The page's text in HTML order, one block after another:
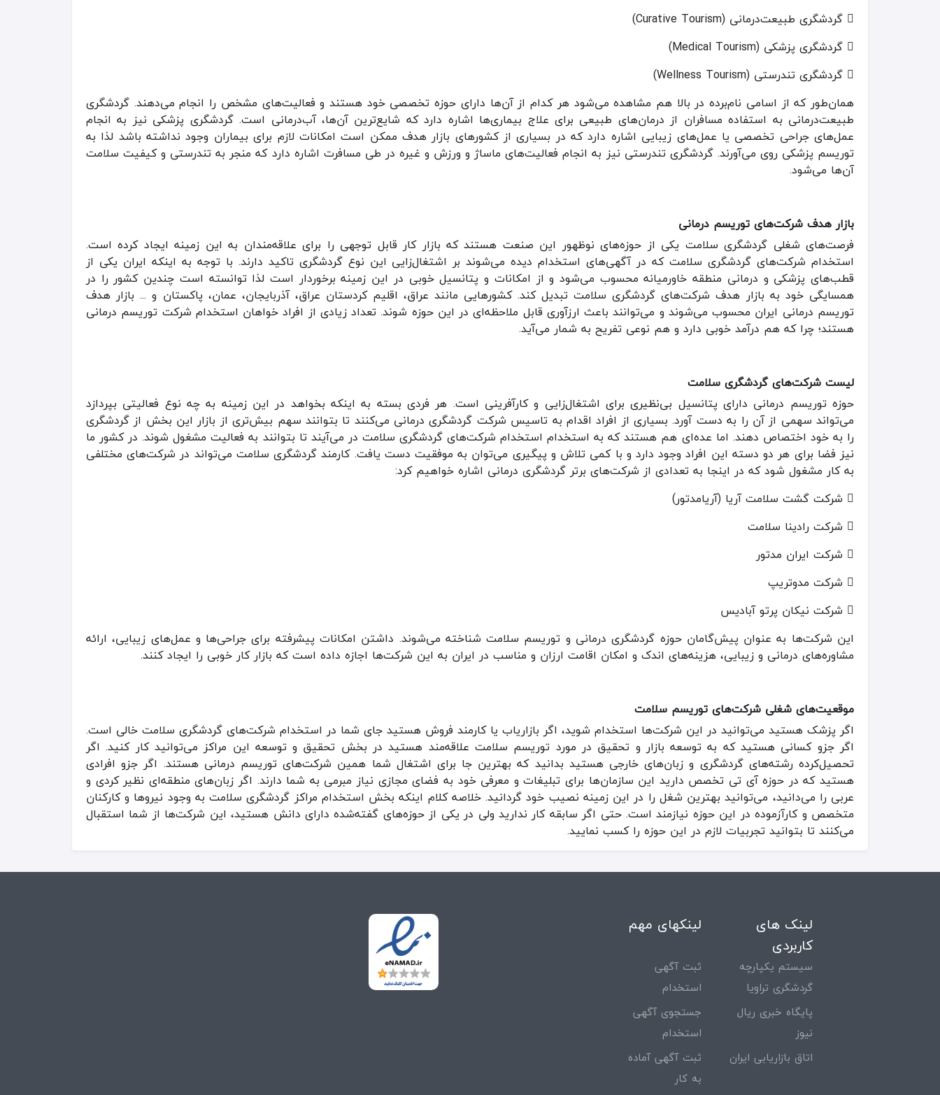
 گردشگری طبیعت‌درمانی (Curative Tourism)
 گردشگری پزشکی (Medical Tourism)
 گردشگری تندرستی (Wellness Tourism)
همان‌طور که از اسامی نام‌برده در بالا هم مشاهده می‌شود هر کدام از آن‌ها دارای حوزه تخصصی خود هستند و فعالیت‌های مشخص را انجام می‌دهند. گردشگری
طبیعت‌درمانی به استفاده مسافران از درمان‌های طبیعی برای علاج بیماری‌ها اشاره دارد که شایع‌ترین آن‌ها، آب‌درمانی است. گردشگری پزشکی نیز به انجام
عمل‌های جراحی تخصصی یا عمل‌های زیبایی اشاره دارد که در بسیاری از کشورهای بازار هدف ممکن است امکانات لازم برای بیماران وجود نداشته باشد لذا به
توریسم پزشکی روی می‌آورند. گردشگری تندرستی نیز به انجام فعالیت‌های ماساژ و ورزش و غیره در طی مسافرت اشاره دارد که منجر به تندرستی و کیفیت سلامت
آ‌ن‌ها می‌شود.
بازار هدف شرکت‌های توریسم درمانی
فرصت‌های شغلی گردشگری سلامت یکی از حوزه‌های نوظهور این صنعت هستند که بازار کار قابل توجهی را برای علاقه‌مندان به این زمینه ایجاد کرده است.
استخدام شرکت‌های گردشگری سلامت که در آگهی‌های استخدام دیده می‌شوند بر اشتغال‌زایی این نوع گردشگری تاکید دارند. با توجه به اینکه ایران یکی از
قطب‌های پزشکی و درمانی منطقه خاورمیانه محسوب می‌شود و از امکانات و پتانسیل خوبی در این زمینه برخوردار است لذا توانسته است چندین کشور را در
همسایگی خود به بازار هدف شرکت‌های گردشگری سلامت تبدیل کند. کشورهایی مانند عراق، اقلیم کردستان عراق، آذربایجان، عمان، پاکستان و ... بازار هدف
توریسم درمانی ایران محسوب می‌شوند و می‌توانند باعث ارزآوری قابل ملاحظه‌ای در این حوزه شوند. تعداد زیادی از افراد خواهان استخدام شرکت توریسم درمانی
هستند؛ چرا که هم درآمد خوبی دارد و هم نوعی تفریح به شمار می‌آید.
لیست شرکت‌های گردشگری سلامت
حوزه توریسم درمانی دارای پتانسیل بی‌نظیری برای اشتغال‌زایی و کارآفرینی است. هر فردی بسته به اینکه بخواهد در این زمینه به چه نوع فعالیتی بپردازد
می‌تواند سهمی از آن را به دست آورد. بسیاری از افراد اقدام به تاسیس شرکت گردشگری درمانی می‌کنند تا بتوانند سهم بیش‌تری از بازار این بخش از گردشگری
را به خود اختصاص دهند. اما عده‌ای هم هستند که به استخدام استخدام شرکت‌های گردشگری سلامت در می‌آیند تا بتوانند به فعالیت مشغول شوند. در کشور ما
نیز فضا برای هر دو دسته این افراد وجود دارد و با کمی تلاش و پیگیری می‌توان به موفقیت دست یافت. کارمند گردشگری سلامت می‌تواند در شرکت‌های مختلفی
به کار مشغول شود که در اینجا به تعدادی از شرکت‌های برتر گردشگری درمانی اشاره خواهیم کرد:
 شرکت گشت سلامت آریا (آریامدتور)
 شرکت رادینا سلامت
 شرکت ایران مدتور
 شرکت مدوتریپ
 شرکت نیکان پرتو آبادیس
این شرکت‌ها به عنوان پیش‌گامان حوزه گردشگری درمانی و توریسم سلامت شناخته می‌شوند. داشتن امکانات پیشرفته برای جراحی‌ها و عمل‌های زیبایی، ارائه
مشاوره‌های درمانی و زیبایی، هزینه‌های اندک و امکان اقامت ارزان و مناسب در ایران به این شرکت‌ها اجازه داده است که بازار کار خوبی را ایجاد کنند.
موقعیت‌های شغلی شرکت‌های توریسم سلامت
اگر پزشک هستید می‌توانید در این شرکت‌ها استخدام شوید، اگر بازاریاب یا کارمند فروش هستید جای شما در استخدام شرکت‌های گردشگری سلامت خالی است.
اگر جزو کسانی هستید که به توسعه بازار و تحقیق در مورد توریسم سلامت علاقه‌مند هستید در بخش تحقیق و توسعه این مراکز می‌توانید کار کنید. اگر
تحصیل‌کرده رشته‌های گردشگری و زبان‌های خارجی هستید بدانید که بهترین جا برای اشتغال شما همین شرکت‌های توریسم درمانی هستند. اگر جزو افرادی
هستید که در حوزه آی تی تخصص دارید این سازمان‌ها برای تبلیغات و معرفی خود به فضای مجازی نیاز مبرمی به شما دارند. اگر زبان‌های منطقه‌ای نظیر کردی و
عربی را می‌دانید، می‌توانید بهترین شغل را در این زمینه نصیب خود گردانید. خلاصه کلام اینکه بخش استخدام مراکز گردشگری سلامت به وجود نیروها و کارکنان
متخصص و کارآزموده در این حوزه نیازمند است. حتی اگر سابقه کار ندارید ولی در یکی از حوزه‌های گفته‌شده دارای دانش هستید، این شرکت‌ها از شما استقبال
می‌کنند تا بتوانید تجربیات لازم در این حوزه را کسب نمایید.
لینک های
کاربردی
سیستم یکپارچه
گردشگری تراویا
پایگاه خبری ریال
نیوز
اتاق بازاریابی ایران
لینکهای مهم
ثبت آگهی
استخدام
جستجوی آگهی
استخدام
ثبت آگهی آماده
به کار